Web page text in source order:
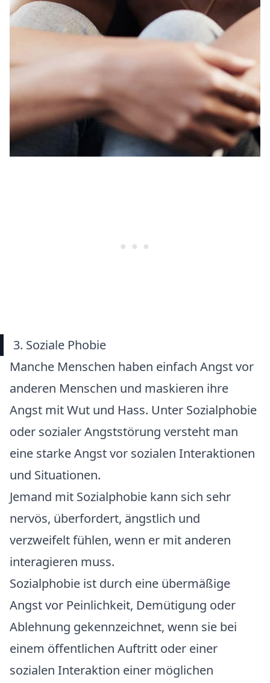
3. Soziale Phobie
Manche Menschen haben einfach Angst vor
anderen Menschen und maskieren ihre
Angst mit Wut und Hass. Unter Sozialphobie
oder sozialer Angststörung versteht man
eine starke Angst vor sozialen Interaktionen
und Situationen.
Jemand mit Sozialphobie kann sich sehr
nervös, überfordert, ängstlich und
verzweifelt fühlen, wenn er mit anderen
interagieren muss.
Sozialphobie ist durch eine übermäßige
Angst vor Peinlichkeit, Demütigung oder
Ablehnung gekennzeichnet, wenn sie bei
einem öffentlichen Auftritt oder einer
sozialen Interaktion einer möglichen